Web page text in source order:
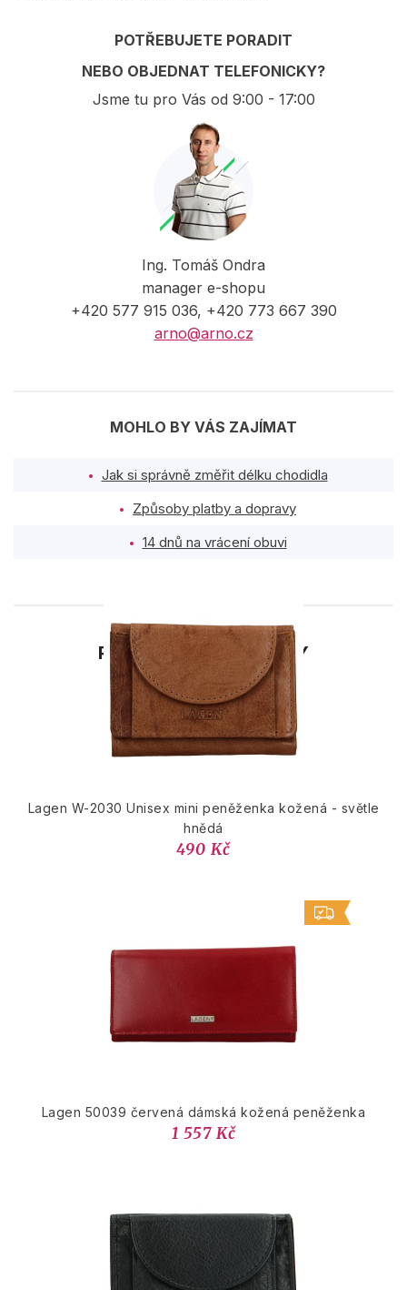
POTŘEBUJETE PORADIT
NEBO OBJEDNAT TELEFONICKY?
Jsme tu pro Vás od 9:00 - 17:00
Ing. Tomáš Ondra
manager e-shopu
+420 577 915 036, +420 773 667 390
arno@arno.cz
MOHLO BY VÁS ZAJÍMAT
Jak si správně změřit délku chodidla
Způsoby platby a dopravy
14 dnů na vrácení obuvi
PODOBNÉ PRODUKTY
Lagen W-2030 Unisex mini peněženka kožená - světle
hnědá
490 Kč
Lagen 50039 červená dámská kožená peněženka
1 557 Kč